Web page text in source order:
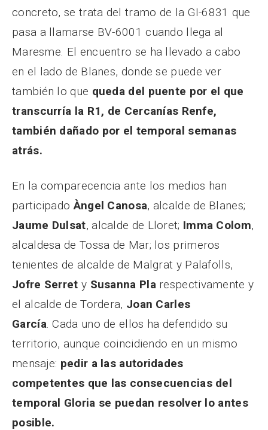
concreto, se trata del tramo de la GI-6831 que
pasa a llamarse BV-6001 cuando llega al
Maresme. El encuentro se ha llevado a cabo
en el lado de Blanes, donde se puede ver
también lo que queda del puente por el que
transcurría la R1, de Cercanías Renfe,
también dañado por el temporal semanas
atrás.
En la comparecencia ante los medios han
participadoÀngel Canosa, alcalde de Blanes;
Jaume Dulsat, alcalde de Lloret; Imma Colom,
alcaldesa de Tossa de Mar; los primeros
tenientes de alcalde de Malgrat y Palafolls,
Jofre Serret y Susanna Plarespectivamente y
el alcalde de Tordera, Joan Carles
García. Cada uno de ellos ha defendido su
territorio, aunque coincidiendo en un mismo
mensaje: pedir a las autoridades
competentes que las consecuencias del
temporal Gloria se puedan resolver lo antes
posible.